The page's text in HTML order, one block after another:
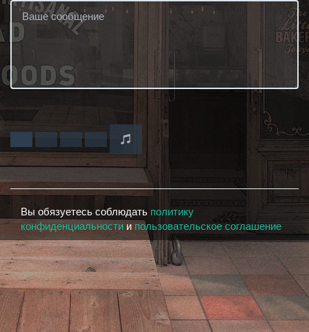
Вы обязуетесь соблюдать политику
конфиденциальности и пользовательское соглашение